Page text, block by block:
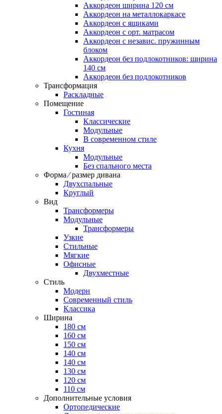
Аккордеон ширина 120 см
Аккордеон на металлокаркасе
Аккордеон c ящиками
Аккордеон c орт. матрасом
Аккордеон c независ. пружинным
блоком
Аккордеон без подлокотников: ширина
140 см
Аккордеон без подлокотников
Трансформация
Раскладные
Помещение
Гостиная
Классические
Модульные
В современном стиле
Кухня
Модульные
Без спального места
Форма ⁄ размер дивана
Двухспальные
Круглый
Вид
Трансформеры
Модульные
Трансформеры
Узкие
Стильные
Мягкие
Офисные
Двухместные
Стиль
Модерн
Современный стиль
Классика
Ширина
180 см
160 см
150 см
140 см
140 см
130 см
120 см
110 см
Дополнительные условия
Ортопедические